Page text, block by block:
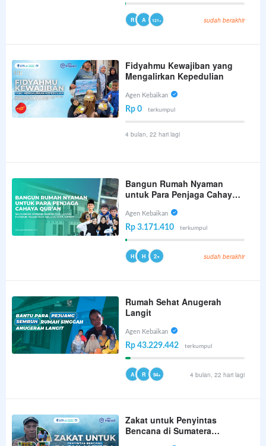
R A 121+ sudah berakhir
Fidyahmu Kewajiban yang
Mengalirkan Kepedulian
Agen Kebaikan
Rp 0 terkumpul
4 bulan, 22 hari lagi
Bangun Rumah Nyaman
untuk Para Penjaga Cahaya
Agen Kebaikan
Rp 3.171.410 terkumpul
H H 2+ sudah berakhir
Rumah Sehat Anugerah
Langit
Agen Kebaikan
Rp 43.229.442 terkumpul
A R 94+ 4 bulan, 22 hari lagi
Zakat untuk Penyintas
Bencana di Sumatera